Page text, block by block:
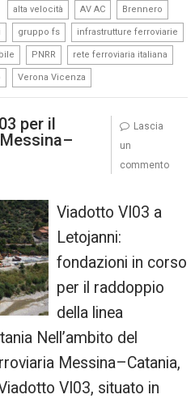
alta velocità AV AC Brennero
gruppo fs infrastrutture ferroviarie
PNRR rete ferroviaria italiana
Verona Vicenza
per il
Viadotto VI03 a
Letojanni:
fondazioni in corso
per il raddoppio
della linea
Nell’ambito del
Messina–Catania,
VI03, situato in
Lascia
un
commento